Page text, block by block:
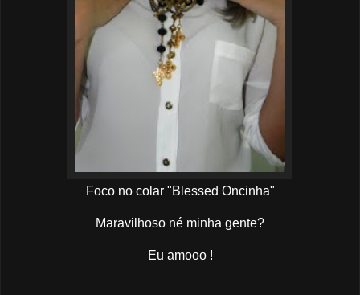
Foco no colar "Blessed Oncinha"
Maravilhoso né minha gente?
Eu amooo !